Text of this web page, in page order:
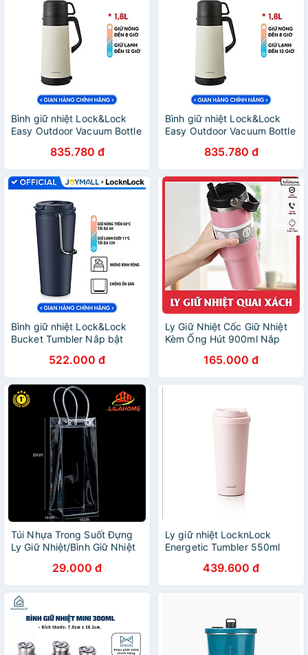
Bình giữ nhiệt Lock&Lock
Easy Outdoor Vacuum Bottle
1,8L - Hàng chính hãng có
quai xách, nắp dùng làm
cốc nước - JoyMall
835.780 đ
Bình giữ nhiệt Lock&Lock
Easy Outdoor Vacuum Bottle
1,8L - Hàng chính hãng có
quai xách, nắp dùng làm
cốc nước - JoyMall
835.780 đ
Bình giữ nhiệt Lock&Lock
Bucket Tumbler Nắp bật
navy LHC4269NVY 540ml -
Hàng chính hãng thép
không gỉ quai xách tiện lợi -
JoyMall
522.000 đ
Ly Giữ Nhiệt Cốc Giữ Nhiệt
Kèm Ống Hút 900ml Nắp
Nhiệt 900ml165.000 đ
Túi Nhựa Trong Suốt Đựng
Ly Giữ Nhiệt/Bình Giữ Nhiệt
29.000 đ
Ly giữ nhiệt LocknLock
Energetic Tumbler 550ml
LHC3249LPIKS01
439.600 đ